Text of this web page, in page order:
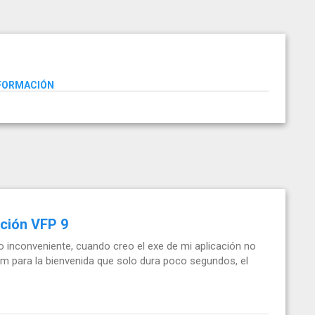
VFP 9
cuando creo el exe de mi aplicación no
para la bienvenida que solo dura poco segundos, el